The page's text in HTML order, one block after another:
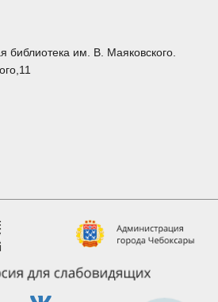
библиотека им. В. Маяковского.